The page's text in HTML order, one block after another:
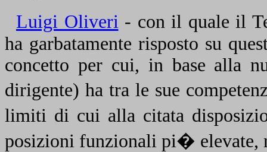
Luigi Oliveri- con il quale il
ha garbatamente risposto su
concetto per cui, in base alla
dirigente) ha tra le sue
limiti di cui alla citata
posizioni funzionali pi�